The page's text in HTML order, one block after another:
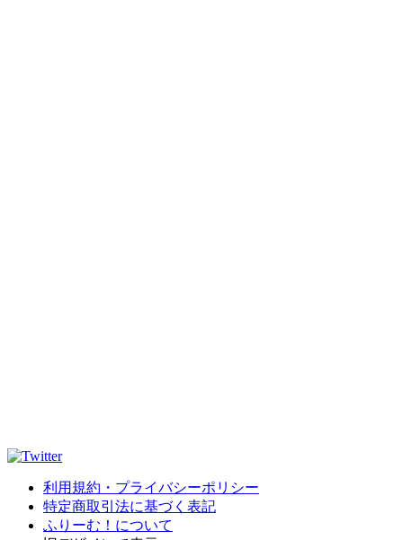
利用規約・プライバシーポリシー
特定商取引法に基づく表記
ふりーむ！について